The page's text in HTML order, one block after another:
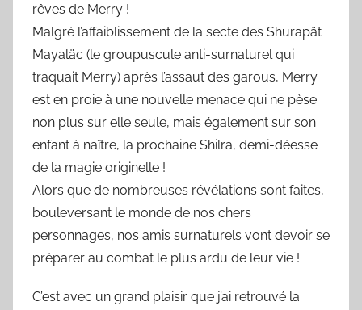
rêves de Merry !
Malgré l’affaiblissement de la secte des Shurapät
Mayaläc (le groupuscule anti-surnaturel qui
traquait Merry) après l’assaut des garous, Merry
est en proie à une nouvelle menace qui ne pèse
non plus sur elle seule, mais également sur son
enfant à naître, la prochaine Shilra, demi-déesse
de la magie originelle !
Alors que de nombreuses révélations sont faites,
bouleversant le monde de nos chers
personnages, nos amis surnaturels vont devoir se
préparer au combat le plus ardu de leur vie !
C’est avec un grand plaisir que j’ai retrouvé la